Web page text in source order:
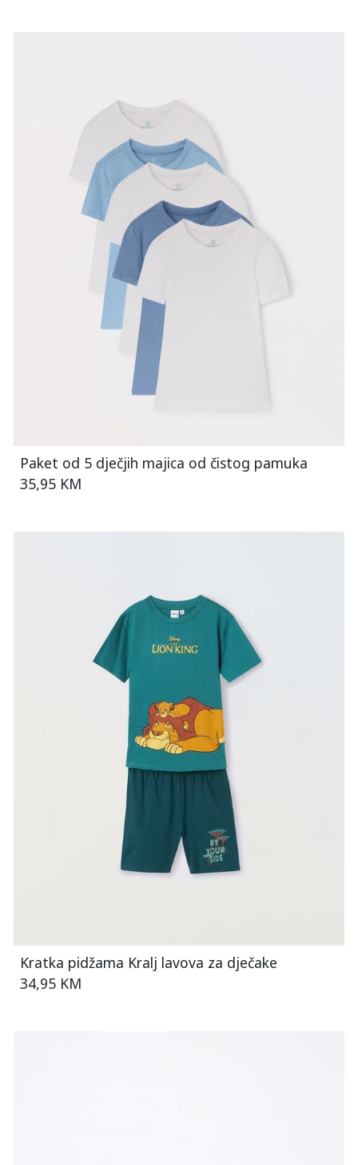
Paket od 5 dječjih majica od čistog pamuka
35,95 KM
Kratka pidžama Kralj lavova za dječake
34,95 KM